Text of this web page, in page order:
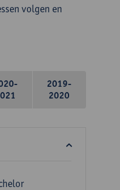
volgen en
2019-
2020